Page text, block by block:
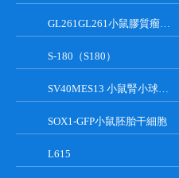
GL261GL261小鼠膠質瘤細胞
S-180（S180）
SV40MES13 小鼠腎小球系膜細胞
SOX1-GFP小鼠胚胎干細胞
L615